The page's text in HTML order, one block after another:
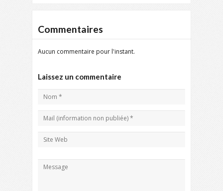
Commentaires
Aucun commentaire pour l'instant.
Laissez un commentaire